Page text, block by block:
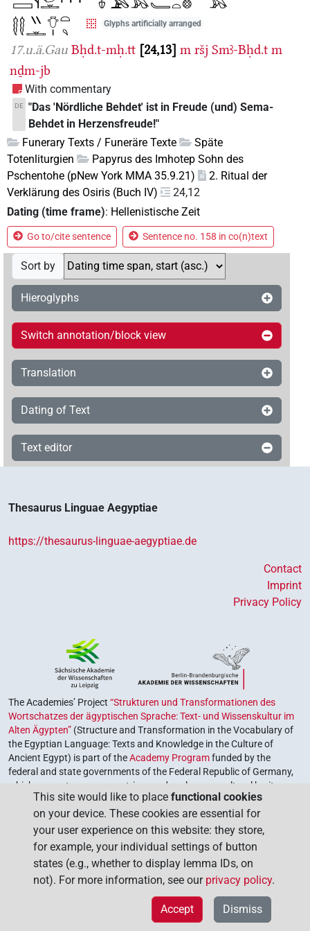
Glyphs artificially arranged
17.u.ä.Gau Bḥd.t-mḥ.tt 24,13 m ršj Smꜣ-Bḥd.t m
nḏm-jb
With commentary
DE "Das 'Nördliche Behdet' ist in Freude (und) Sema-
Behdet in Herzensfreude!"
Funerary Texts / Funeräre Texte
Späte
Totenliturgien
Papyrus des Imhotep Sohn des
Pschentohe (pNew York MMA 35.9.21)
2. Ritual der
Verklärung des Osiris (Buch IV)
24,12
Dating (time frame): Hellenistische Zeit
Go to/cite sentence Sentence no. 158 in co(n)text
Sort by
Hieroglyphs
Switch annotation/block view
Translation
Dating of Text
Text editor
Thesaurus Linguae Aegyptiae
https://thesaurus-linguae-aegyptiae.de
Contact
Imprint
Privacy Policy
The Academies’ Project “Strukturen und Transformationen des
Wortschatzes der ägyptischen Sprache: Text- und Wissenskultur im
Alten Ägypten” (Structure and Transformation in the Vocabulary of
the Egyptian Language: Texts and Knowledge in the Culture of
Ancient Egypt) is part of theAcademy Programfunded by the
federal and state governments of the Federal Republic of Germany,
which serves to preserve, retrieve and explore our cultural heritage.
The program is coordinated by theUnion of the German Academies
of Sciences and Humanities.
This site would like to place functional cookies
on your device. These cookies are essential for
your user experience on this website: they store,
for example, your individual settings of button
states (e.g., whether to display lemma IDs, on
not). For more information, see our privacy policy.
Dismiss
Accept